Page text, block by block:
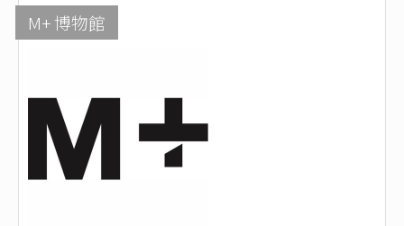
M+ 博物館